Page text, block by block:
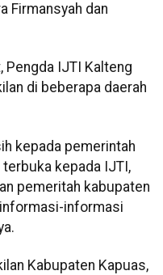
Firmansyah dan
Pengda IJTI Kalteng
di beberapa daerah
kepada pemerintah
kepada IJTI,
pemeritah kabupaten
informasi
Kabupaten Kapuas,